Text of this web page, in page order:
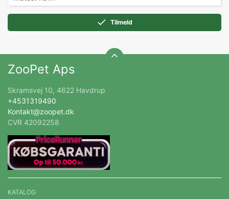
Tilmeld
ZooPet Aps
Skramsvej 10, 4622 Havdrup
+4531319490
Kontakt@zoopet.dk
CVR 42092258
KATALOG